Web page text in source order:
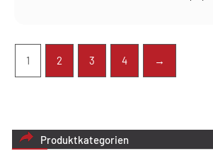
1 2 3 4 →
Produktkategorien